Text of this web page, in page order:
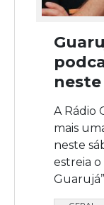
A Rádio
mais
neste
estreia o